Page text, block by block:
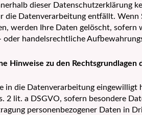
dieser Datenschutzerklärung
die Datenverarbeitung entfällt. Wenn
werden Ihre Daten gelöscht, sofern
oder handelsrechtliche
Hinweise zu den
in die Datenverarbeitung eingewilligt
2 lit. a DSGVO, sofern besondere
personenbezogener Daten in